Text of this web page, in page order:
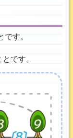
す。
とです。